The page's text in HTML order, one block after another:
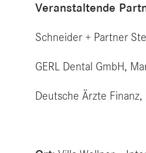
Veranstaltende
Schneider + Partner
GERL Dental GmbH,
Deutsche Ärzte